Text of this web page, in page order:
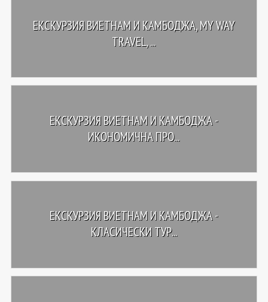
ЕКСКУРЗИЯ ВИЕТНАМ И КАМБОДЖА, MY WAY
TRAVEL, ...
ЕКСКУРЗИЯ ВИЕТНАМ И КАМБОДЖА -
ИКОНОМИЧНА ПРО...
ЕКСКУРЗИЯ ВИЕТНАМ И КАМБОДЖА -
КЛАСИЧЕСКИ ТУР...